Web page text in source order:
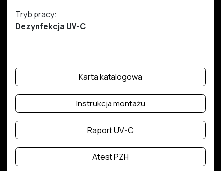
Tryb pracy:
Dezynfekcja UV-C
Karta katalogowa
Instrukcja montażu
Raport UV-C
Atest PZH